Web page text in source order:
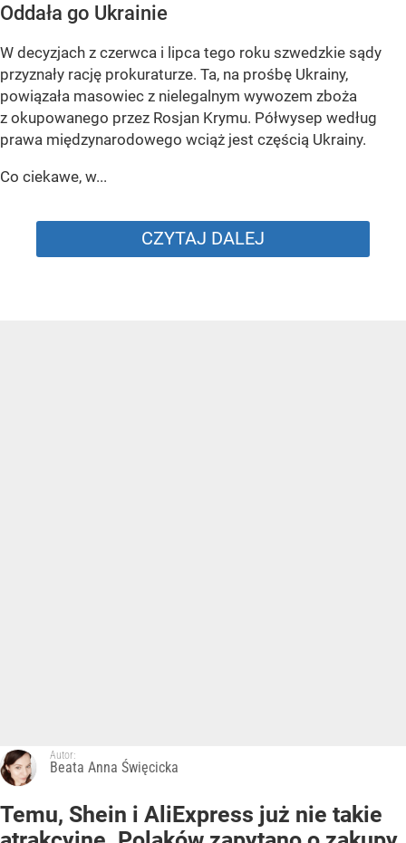
Oddała go Ukrainie
W decyzjach z czerwca i lipca tego roku szwedzkie sądy
przyznały rację prokuraturze. Ta, na prośbę Ukrainy,
powiązała masowiec z nielegalnym wywozem zboża
z okupowanego przez Rosjan Krymu. Półwysep według
prawa międzynarodowego wciąż jest częścią Ukrainy.
Co ciekawe, w...
CZYTAJ DALEJ
Autor:
Beata Anna Święcicka
Temu, Shein i AliExpress już nie takie